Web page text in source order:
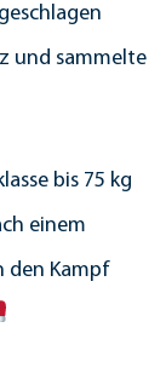
und sammelte
bis 75 kg
einem
den Kampf